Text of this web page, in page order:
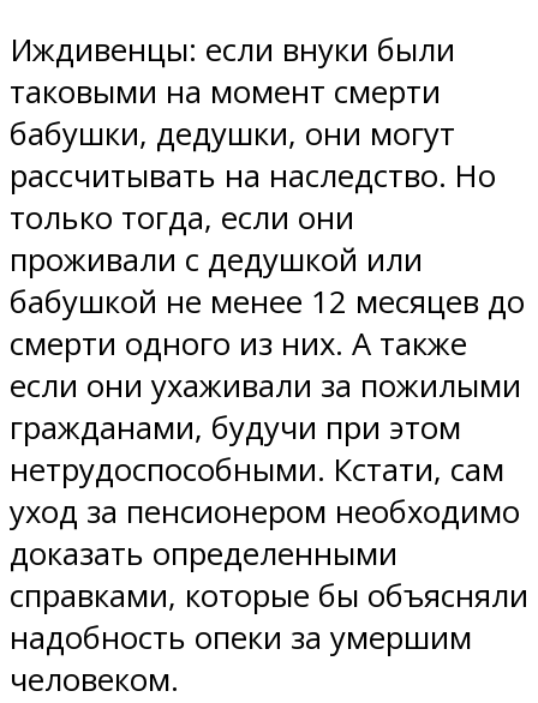
Иждивенцы: если внуки были
таковыми на момент смерти
бабушки, дедушки, они могут
рассчитывать на наследство. Но
только тогда, если они
проживали с дедушкой или
бабушкой не менее 12 месяцев до
смерти одного из них. А также
если они ухаживали за пожилыми
гражданами, будучи при этом
нетрудоспособными. Кстати, сам
уход за пенсионером необходимо
доказать определенными
справками, которые бы объясняли
надобность опеки за умершим
человеком.